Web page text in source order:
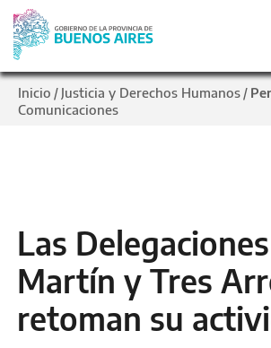
Inicio / Justicia y Derechos Humanos /
Comunicaciones
Las
Martín y Tres
retoman su